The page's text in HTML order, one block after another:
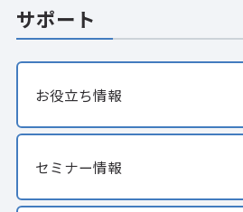
サポート
お役立ち情報
セミナー情報